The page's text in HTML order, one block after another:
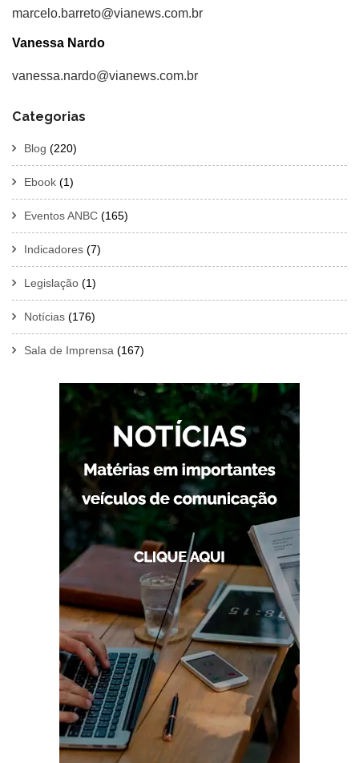
marcelo.barreto@vianews.com.br
Vanessa Nardo
vanessa.nardo@vianews.com.br
Categorias
Blog (220)
Ebook (1)
Eventos ANBC (165)
Indicadores (7)
Legislação (1)
Notícias (176)
Sala de Imprensa (167)